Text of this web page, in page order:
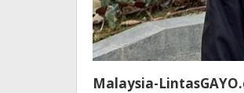
Malaysia-